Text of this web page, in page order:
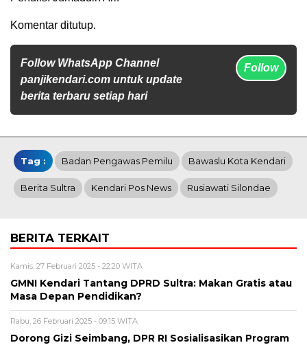
Komentar ditutup.
Follow WhatsApp Channel
panjikendari.com untuk update
berita terbaru setiap hari
Follow
Tag : Badan Pengawas Pemilu Bawaslu Kota Kendari
Berita Sultra Kendari Pos News Rusiawati Silondae
BERITA TERKAIT
Kamis, 27 Februari 2025 - 22:20 WITA
GMNI Kendari Tantang DPRD Sultra: Makan Gratis atau
Masa Depan Pendidikan?
Rabu, 26 Februari 2025 - 09:15 WITA
Dorong Gizi Seimbang, DPR RI Sosialisasikan Program